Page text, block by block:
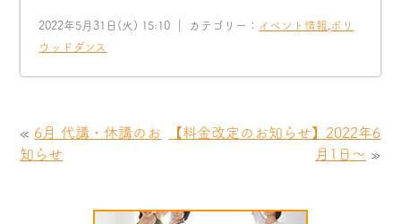
2022年5月31日(火) 15:10 ｜ カテゴリー： イベント情報 ,ボリ
ウッドダンス
« 6月 代講・休講のお
知らせ
【料金改定のお知らせ】2022年6
月1日～ »